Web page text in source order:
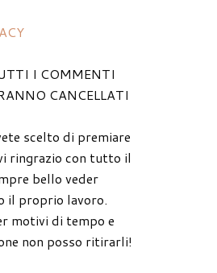
I COMMENTI
CANCELLATI
scelto di premiare
ringrazio con tutto il
bello veder
il proprio lavoro.
motivi di tempo e
non posso ritirarli!